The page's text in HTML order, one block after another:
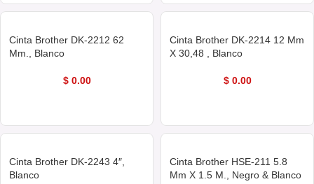
Cinta Brother DK-2212 62
Mm., Blanco
$0.00
Cinta Brother DK-2214 12 Mm
X 30,48 , Blanco
$0.00
Cinta Brother DK-2243 4″,
Blanco
Cinta Brother HSE-211 5.8
Mm X 1.5 M., Negro & Blanco